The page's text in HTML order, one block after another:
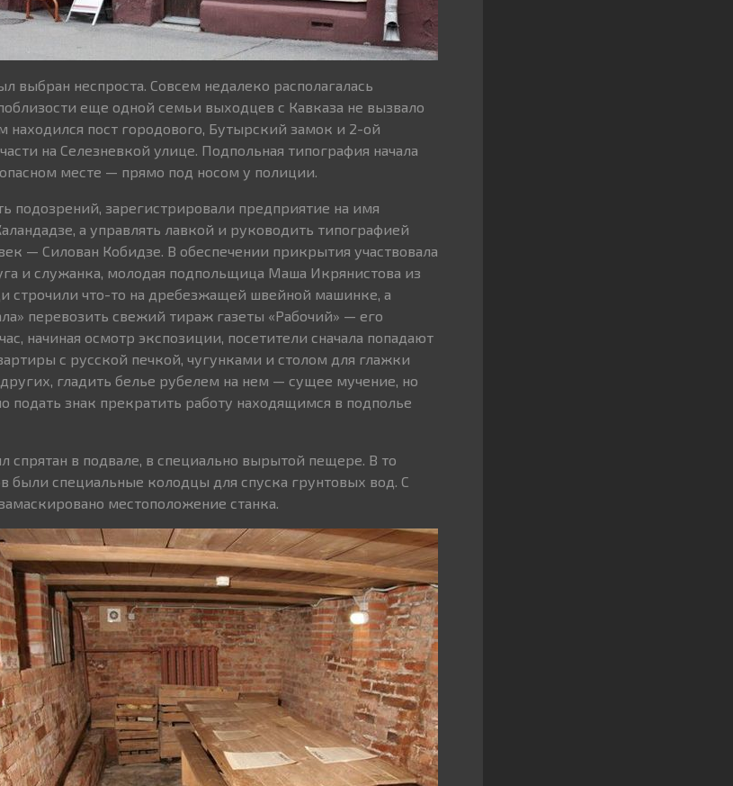
выбран неспроста. Совсем недалеко располагалась
еще одной семьи выходцев с Кавказа не вызвало
пост городового, Бутырский замок и 2-ой
на Селезневкой улице. Подпольная типография начала
месте — прямо под носом у полиции.
подозрений, зарегистрировали предприятие на имя
а управлять лавкой и руководить типографией
— Силован Кобидзе. В обеспечении прикрытия участвовала
и служанка, молодая подпольщица Маша Икрянистова из
строчили что-то на дребезжащей швейной машинке, а
перевозить свежий тираж газеты «Рабочий» — его
начиная осмотр экспозиции, посетители сначала попадают
с русской печкой, чугунками и столом для глажки
гладить белье рубелем на нем — сущее мучение, но
знак прекратить работу находящимся в подполье
спрятан в подвале, в специально вырытой пещере. В то
были специальные колодцы для спуска грунтовых вод. С
местоположение станка.